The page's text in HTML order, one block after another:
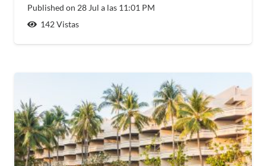
Published on 28 Jul a las 11:01 PM
142Vistas